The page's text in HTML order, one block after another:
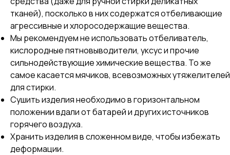
тканей), посколько в них содержатся отбеливающие
агрессивные и хлоросодержащие вещества.
Мы рекомендуем не использовать отбеливатель,
кислородные пятновыводители, уксус и прочие
сильнодействующие химические вещества. То же
самое касается мячиков, всевозможных утяжелителей
для стирки.
Сушить изделия необходимо в горизонтальном
положении вдали от батарей и других источников
горячего воздуха.
Хранить изделия в сложенном виде, чтобы избежать
деформации.